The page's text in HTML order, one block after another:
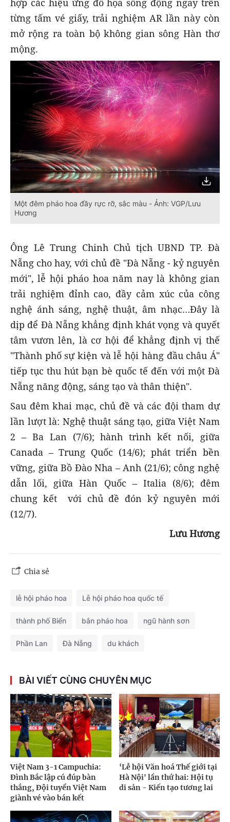
hợp các hiệu ứng đồ họa sống động ngay trên
từng tấm vé giấy, trải nghiệm AR lần này còn
mở rộng ra toàn bộ không gian sông Hàn thơ
mộng.
Một đêm pháo hoa đầy rực rỡ, sắc màu - Ảnh: VGP/Lưu
Hương
Ông Lê Trung Chinh Chủ tịch UBND TP. Đà
Nẵng cho hay, với chủ đề "Đà Nẵng - kỷ nguyên
mới", lễ hội pháo hoa năm nay là không gian
trải nghiệm đỉnh cao, đầy cảm xúc của công
nghệ ánh sáng, nghệ thuật, âm nhạc…Đây là
dịp để Đà Nẵng khẳng định khát vọng và quyết
tâm vươn lên, là cơ hội để khẳng định vị thế
"Thành phố sự kiện và lễ hội hàng đầu châu Á"
tiếp tục thu hút bạn bè quốc tế đến với một Đà
Nẵng năng động, sáng tạo và thân thiện".
Sau đêm khai mạc, chủ đề và các đội tham dự
lần lượt là: Nghệ thuật sáng tạo, giữa Việt Nam
2 – Ba Lan (7/6); hành trình kết nối, giữa
Canada – Trung Quốc (14/6); phát triển bền
vững, giữa Bồ Đào Nha – Anh (21/6); công nghệ
dẫn lối, giữa Hàn Quốc – Italia (8/6); đêm
chung kết với chủ đề đón kỷ nguyên mới
(12/7).
Lưu Hương
Chia sẻ
lễ hội pháo hoa Lễ hội pháo hoa quốc tế
thành phố Biển bắn pháo hoa ngũ hành sơn
Phần Lan Đà Nẵng du khách
BÀI VIẾT CÙNG CHUYÊN MỤC
Việt Nam 3-1 Campuchia:
Đình Bắc lập cú đúp bàn
thắng, Đội tuyển Việt Nam
giành vé vào bán kết
‘Lễ hội Văn hoá Thế giới tại
Hà Nội' lần thứ hai: Hội tụ
di sản - Kiến tạo tương lai